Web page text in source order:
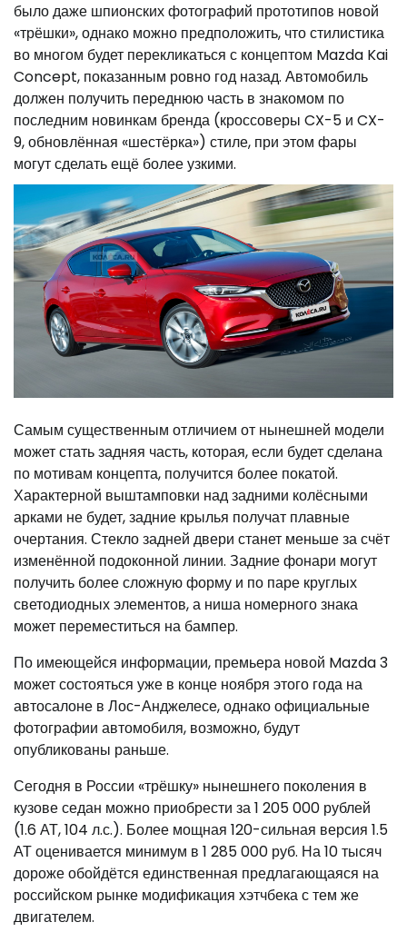
было даже шпионских фотографий прототипов новой
«трёшки», однако можно предположить, что стилистика
во многом будет перекликаться с концептом Mazda Kai
Concept, показанным ровно год назад. Автомобиль
должен получить переднюю часть в знакомом по
последним новинкам бренда (кроссоверы CX-5 и CX-
9, обновлённая «шестёрка») стиле, при этом фары
могут сделать ещё более узкими.
Самым существенным отличием от нынешней модели
может стать задняя часть, которая, если будет сделана
по мотивам концепта, получится более покатой.
Характерной выштамповки над задними колёсными
арками не будет, задние крылья получат плавные
очертания. Стекло задней двери станет меньше за счёт
изменённой подоконной линии. Задние фонари могут
получить более сложную форму и по паре круглых
светодиодных элементов, а ниша номерного знака
может переместиться на бампер.
По имеющейся информации, премьера новой Mazda 3
может состояться уже в конце ноября этого года на
автосалоне в Лос-Анджелесе, однако официальные
фотографии автомобиля, возможно, будут
опубликованы раньше.
Сегодня в России «трёшку» нынешнего поколения в
кузове седан можно приобрести за 1 205 000 рублей
(1.6 АТ, 104 л.с.). Более мощная 120-сильная версия 1.5
АТ оценивается минимум в 1 285 000 руб. На 10 тысяч
дороже обойдётся единственная предлагающаяся на
российском рынке модификация хэтчбека с тем же
двигателем.